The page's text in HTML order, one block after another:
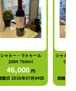
シャトー・シュヴァル・ブ
ラン 2004 750ml
50,000 円
買取日 2026年07月04日
シャト
トシ
買取日